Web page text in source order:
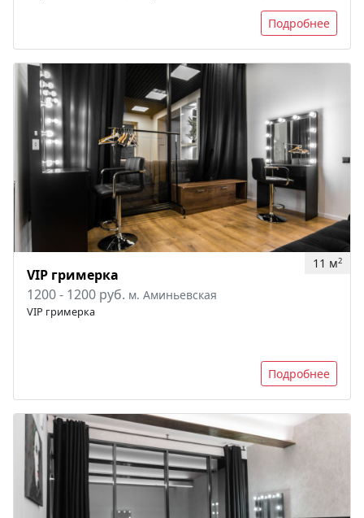
Подробнее
11 м2
VIP гримерка
1200 - 1200 руб. м. Аминьевская
VIP гримерка
Подробнее